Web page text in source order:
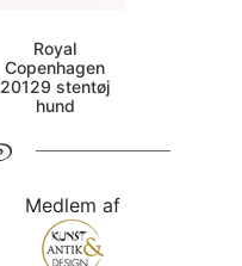
Royal
Copenhagen
20129 stentøj
hund
Medlem af